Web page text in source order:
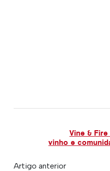
Vine &
vinho e
Artigo anterior